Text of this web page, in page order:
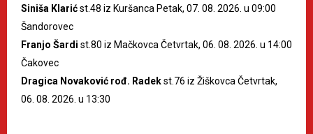
Siniša Klarićst.48 iz Kuršanca Petak, 07. 08. 2026. u 09:00
Šandorovec
Franjo Šardi st.80 iz Mačkovca Četvrtak, 06. 08. 2026. u 14:00
Čakovec
Dragica Novaković rođ. Radekst.76 iz Žiškovca Četvrtak,
06. 08. 2026. u 13:30